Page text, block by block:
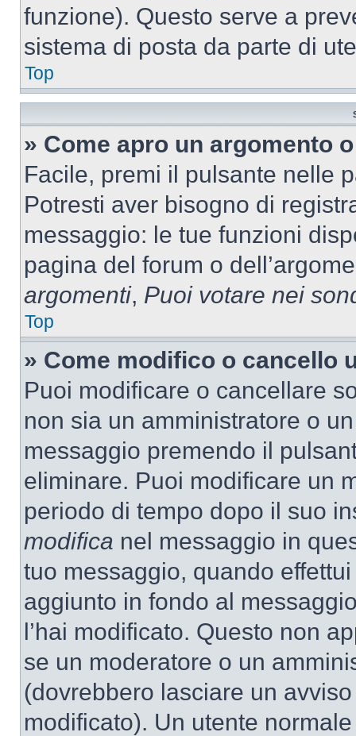
funzione). Questo serve a
sistema di posta da parte di
Top
» Come apro un argomento
Facile, premi il pulsante nelle
Potresti aver bisogno di
messaggio: le tue funzioni
pagina del forum o
argomenti, Puoi votare nei
Top
» Come modifico o cancello
Puoi modificare o cancellare
non sia un amministratore o
messaggio premendo il
eliminare. Puoi modificare un
periodo di tempo dopo il suo
modifica nel messaggio in
tuo messaggio, quando
aggiunto in fondo al
l’hai modificato. Questo non
se un moderatore o un
(dovrebbero lasciare un
modificato). Un utente